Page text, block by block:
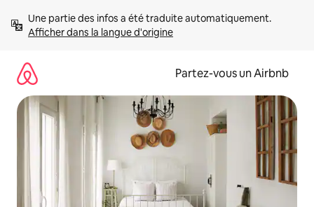
directement
Afficher dans la langue d'origine
Partez-vous un Airbnb